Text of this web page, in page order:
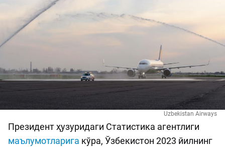
Uzbekistan Airways
Президент ҳузуридаги Статистика агентлиги
маълумотларига кўра, Ўзбекистон 2023 йилнинг